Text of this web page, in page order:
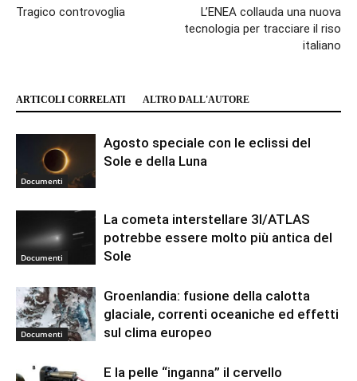
Tragico controvoglia
L’ENEA collauda una nuova
tecnologia per tracciare il riso
italiano
ARTICOLI CORRELATI ALTRO DALL'AUTORE
Documenti
Agosto speciale con le eclissi del
Sole e della Luna
Documenti
La cometa interstellare 3I/ATLAS
potrebbe essere molto più antica del
Sole
Documenti
Groenlandia: fusione della calotta
glaciale, correnti oceaniche ed effetti
sul clima europeo
E la pelle “inganna” il cervello